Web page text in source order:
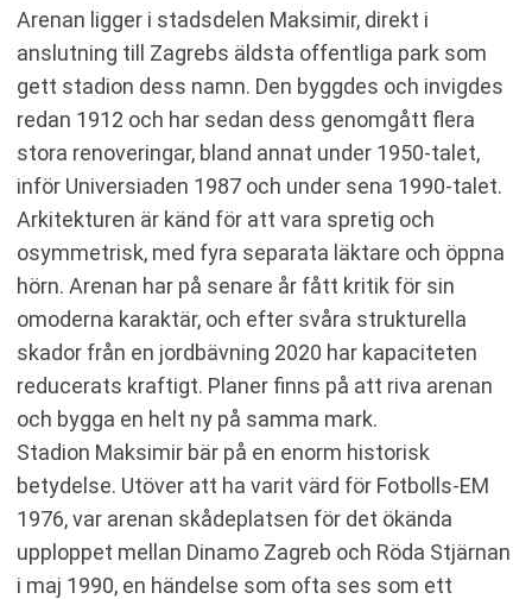
Arenan ligger i stadsdelen Maksimir, direkt i
anslutning till Zagrebs äldsta offentliga park som
gett stadion dess namn. Den byggdes och invigdes
redan 1912 och har sedan dess genomgått flera
stora renoveringar, bland annat under 1950-talet,
inför Universiaden 1987 och under sena 1990-talet.
Arkitekturen är känd för att vara spretig och
osymmetrisk, med fyra separata läktare och öppna
hörn. Arenan har på senare år fått kritik för sin
omoderna karaktär, och efter svåra strukturella
skador från en jordbävning 2020 har kapaciteten
reducerats kraftigt. Planer finns på att riva arenan
och bygga en helt ny på samma mark.
Stadion Maksimir bär på en enorm historisk
betydelse. Utöver att ha varit värd för Fotbolls-EM
1976, var arenan skådeplatsen för det ökända
upploppet mellan Dinamo Zagreb och Röda Stjärnan
i maj 1990, en händelse som ofta ses som ett